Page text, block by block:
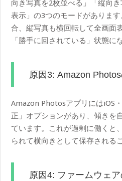
向き写真を2枚並べる」「縦向
表示」の3つのモードがありま
合、縦写真も横回転して全画面
「勝手に回されている」状態に
原因3: Amazon
Amazon PhotosアプリにはiOS
正」オプションがあり、傾きを
ています。これが過剰に働くと
られて横向きとして保存される
原因4: ファームウェ